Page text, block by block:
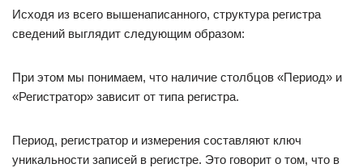
Исходя из всего вышенаписанного, структура регистра
сведений выглядит следующим образом:
При этом мы понимаем, что наличие столбцов «Период» и
«Регистратор» зависит от типа регистра.
Период, регистратор и измерения составляют ключ
уникальности записей в регистре. Это говорит о том, что в